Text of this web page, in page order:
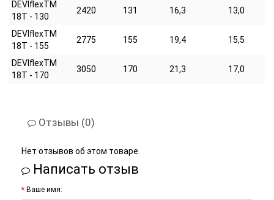
DEVIflexTM
18T - 130
2420 131 16,3 13,0
DEVIflexTM
18T - 155
2775 155 19,4 15,5
DEVIflexTM
18T - 170
3050 170 21,3 17,0
Отзывы (0)
Нет отзывов об этом товаре.
Написать отзыв
Ваше имя: